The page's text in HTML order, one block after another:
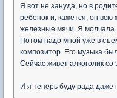
Я вот не зануда, но в
ребенок и, кажется, он всю
железные мячи. Я молчала.
Потом надо мной уже в
композитор. Его музыка
Сейчас живет алкоголик со
И я теперь буду рада